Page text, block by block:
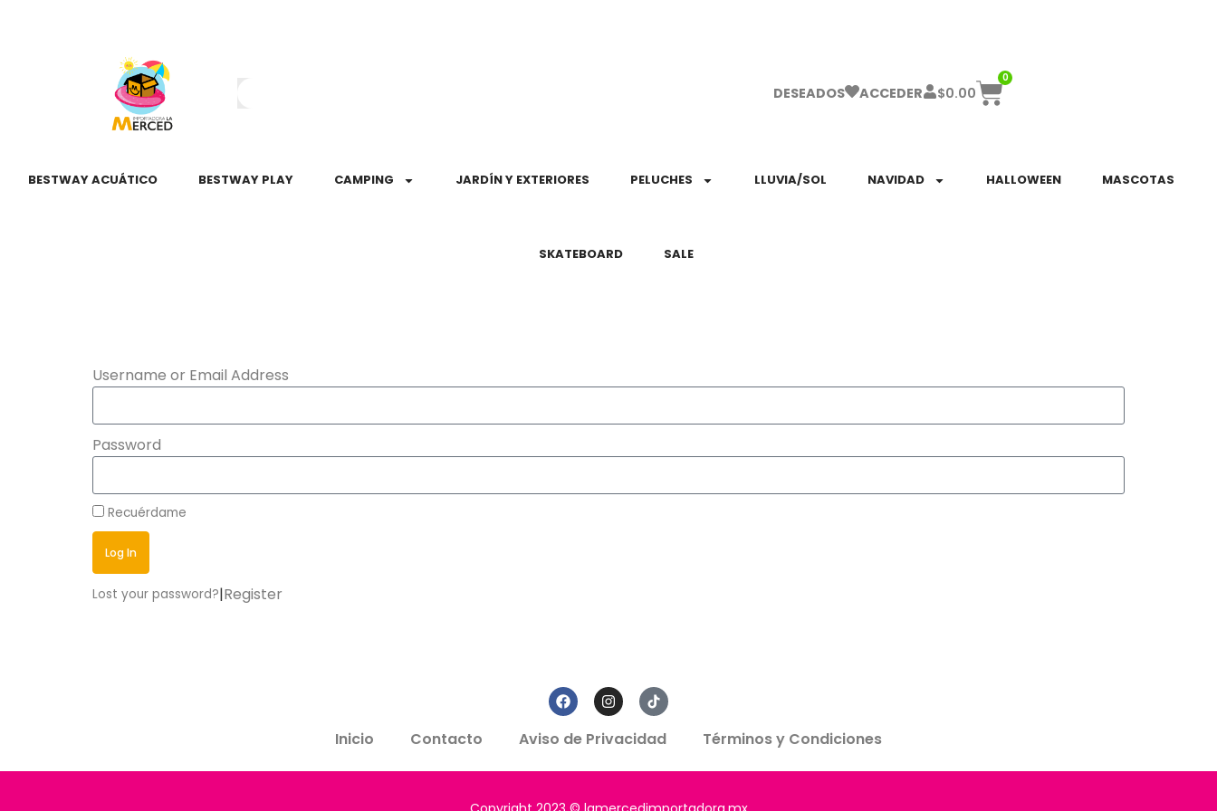
DESEADOS ACCEDER $0.00
0
BESTWAY ACUÁTICO BESTWAY PLAY CAMPING JARDÍN Y EXTERIORES PELUCHES LLUVIA/SOL NAVIDAD HALLOWEEN MASCOTAS
SKATEBOARD SALE
Username or Email Address
Password
Recuérdame
Log In
Lost your password?|Register
Inicio Contacto Aviso de Privacidad Términos y Condiciones